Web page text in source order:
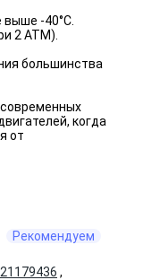
выше -40°С.
2 АТМ).
большинства
когда
от
Рекомендуем
21179436 ,